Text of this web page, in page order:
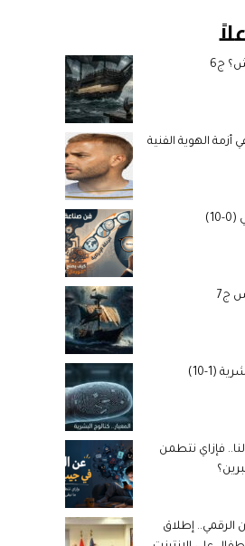
ج6
أزمة الهوية الفنية
ج7
(1-10)
فإزاي نتطمن
الرقمي.. إطلاق